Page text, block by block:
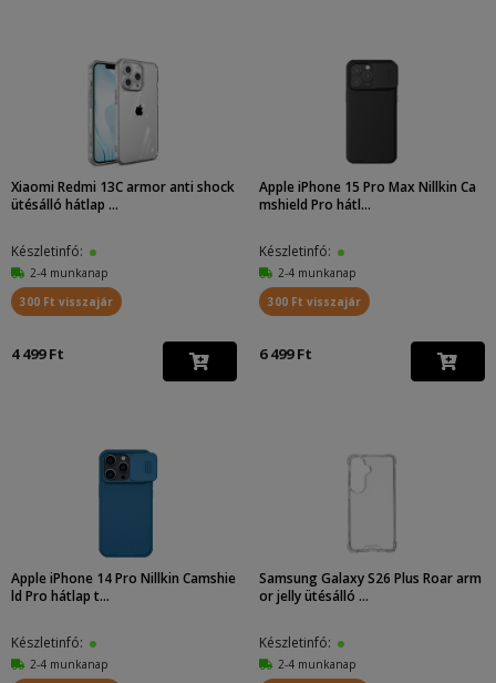
Xiaomi Redmi 13C armor anti shock
ütésálló hátlap ...
Készletinfó:
2-4 munkanap
300 Ft visszajár
4 499 Ft
Apple iPhone 15 Pro Max Nillkin Ca
mshield Pro hátl...
Készletinfó:
2-4 munkanap
300 Ft visszajár
6 499 Ft
Apple iPhone 14 Pro Nillkin Camshie
ld Pro hátlap t...
Készletinfó:
2-4 munkanap
Samsung Galaxy S26 Plus Roar arm
or jelly ütésálló ...
Készletinfó:
2-4 munkanap